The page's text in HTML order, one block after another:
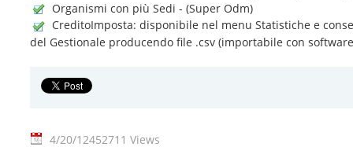
Organismi con più Sedi - (Super Odm)
CreditoImposta: disponibile nel menu Statistiche e
del Gestionale producendo file .csv (importabile con
4/20/12452711 Views